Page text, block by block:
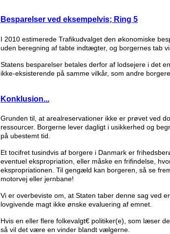
Besparelser ved eksempelvis; Ring 5
I 2010 estimerede Trafikudvalget den økonomiske
uden beregning af tabte indtægter, og borgernes tab
Statens besparelser betales derfor af lodsejere i det
ikke-eksisterende på samme vilkår, som andre
Konklusion...
Grunden til, at arealreservationer ikke er prøvet ved
ressourcer. Borgerne lever dagligt i usikkerhed og
på ubestemt tid.
Et tocifret tusindvis af borgere i Danmark er
eventuel ekspropriation, eller måske en frifindelse,
ekspropriationen. Til gengæld kan borgeren, så se
motorvej eller jernbane!
Vi er overbeviste om, at Staten taber denne sag ved
lovgivende magt ikke ønske evaluering af emnet.
Hvis en eller flere folkevalgt€ politiker(e), som læser
så vil det være en vinder blandt vælgerne.